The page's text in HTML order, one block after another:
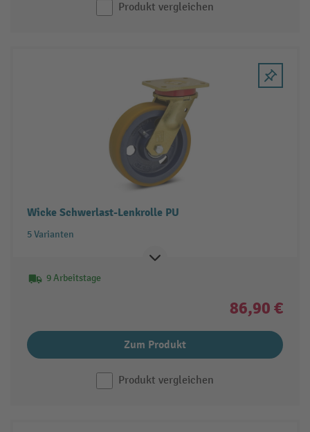
Produkt vergleichen
Wicke Schwerlast-Lenkrolle PU
5 Varianten
9 Arbeitstage
86,90 €
Zum Produkt
Produkt vergleichen